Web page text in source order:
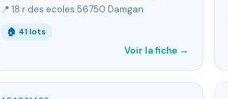
📍 18 r des ecoles 56750 Damgan
🏠 41 lots
Voir la fiche →